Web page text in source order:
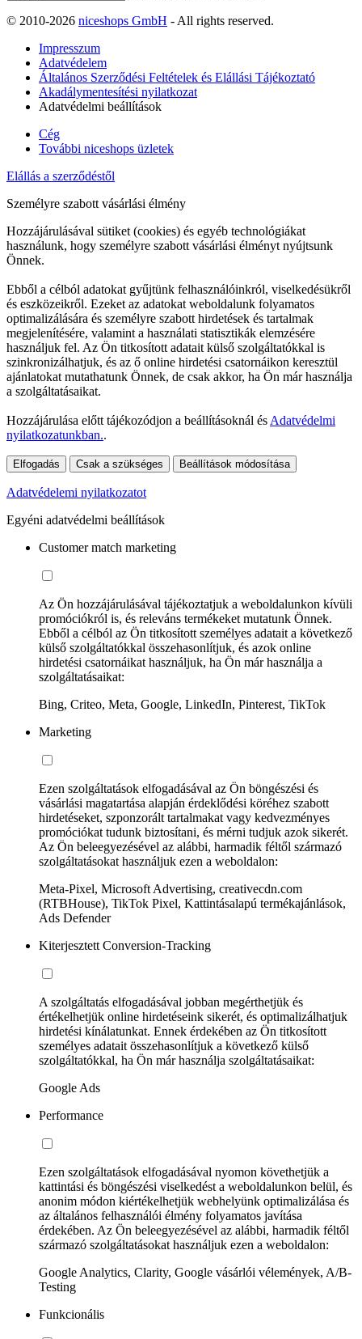
© 2010-2026 niceshops GmbH - All rights reserved.
Impresszum
Adatvédelem
Általános Szerződési Feltételek és Elállási Tájékoztató
Akadálymentesítési nyilatkozat
Adatvédelmi beállítások
Cég
További niceshops üzletek
Elállás a szerződéstől
Személyre szabott vásárlási élmény
Hozzájárulásával sütiket (cookies) és egyéb technológiákat
használunk, hogy személyre szabott vásárlási élményt nyújtsunk
Önnek.
Ebből a célból adatokat gyűjtünk felhasználóinkról, viselkedésükről
és eszközeikről. Ezeket az adatokat weboldalunk folyamatos
optimalizálására és személyre szabott hirdetések és tartalmak
megjelenítésére, valamint a használati statisztikák elemzésére
használjuk fel. Az Ön titkosított adatait külső szolgáltatókkal is
szinkronizálhatjuk, és az ő online hirdetési csatornáikon keresztül
ajánlatokat mutathatunk Önnek, de csak akkor, ha Ön már használja
a szolgáltatásaikat.
Hozzájárulása előtt tájékozódjon a beállításoknál és Adatvédelmi
nyilatkozatunkban..
Elfogadás Csak a szükséges Beállítások módosítása
Adatvédelemi nyilatkozatot
Egyéni adatvédelmi beállítások
Customer match marketing
Az Ön hozzájárulásával tájékoztatjuk a weboldalunkon kívüli
promóciókról is, és releváns termékeket mutatunk Önnek.
Ebből a célból az Ön titkosított személyes adatait a következő
külső szolgáltatókkal összehasonlítjuk, és azok online
hirdetési csatornáikat használjuk, ha Ön már használja a
szolgáltatásaikat:
Bing, Criteo, Meta, Google, LinkedIn, Pinterest, TikTok
Marketing
Ezen szolgáltatások elfogadásával az Ön böngészési és
vásárlási magatartása alapján érdeklődési köréhez szabott
hirdetéseket, szponzorált tartalmakat vagy kedvezményes
promóciókat tudunk biztosítani, és mérni tudjuk azok sikerét.
Az Ön beleegyezésével az alábbi, harmadik féltől származó
szolgáltatásokat használjuk ezen a weboldalon:
Meta-Pixel, Microsoft Advertising, creativecdn.com
(RTBHouse), TikTok Pixel, Kattintásalapú termékajánlások,
Ads Defender
Kiterjesztett Conversion-Tracking
A szolgáltatás elfogadásával jobban megérthetjük és
értékelhetjük online hirdetéseink sikerét, és optimalizálhatjuk
hirdetési kínálatunkat. Ennek érdekében az Ön titkosított
személyes adatait összehasonlítjuk a következő külső
szolgáltatókkal, ha Ön már használja szolgáltatásaikat:
Google Ads
Performance
Ezen szolgáltatások elfogadásával nyomon követhetjük a
kattintási és böngészési viselkedést a weboldalunkon belül, és
anonim módon kiértékelhetjük webhelyünk optimalizálása és
az általános felhasználói élmény folyamatos javítása
érdekében. Az Ön beleegyezésével az alábbi, harmadik féltől
származó szolgáltatásokat használjuk ezen a weboldalon:
Google Analytics, Clarity, Google vásárlói vélemények, A/B-
Testing
Funkcionális